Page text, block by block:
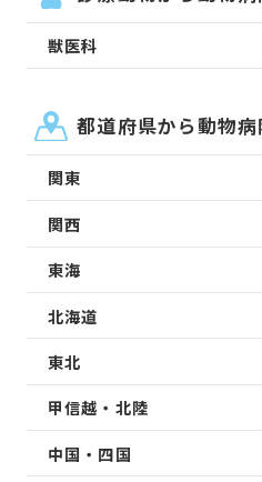
獣医科
都道府県から動物
関東
関西
東海
北海道
東北
甲信越・北陸
中国・四国